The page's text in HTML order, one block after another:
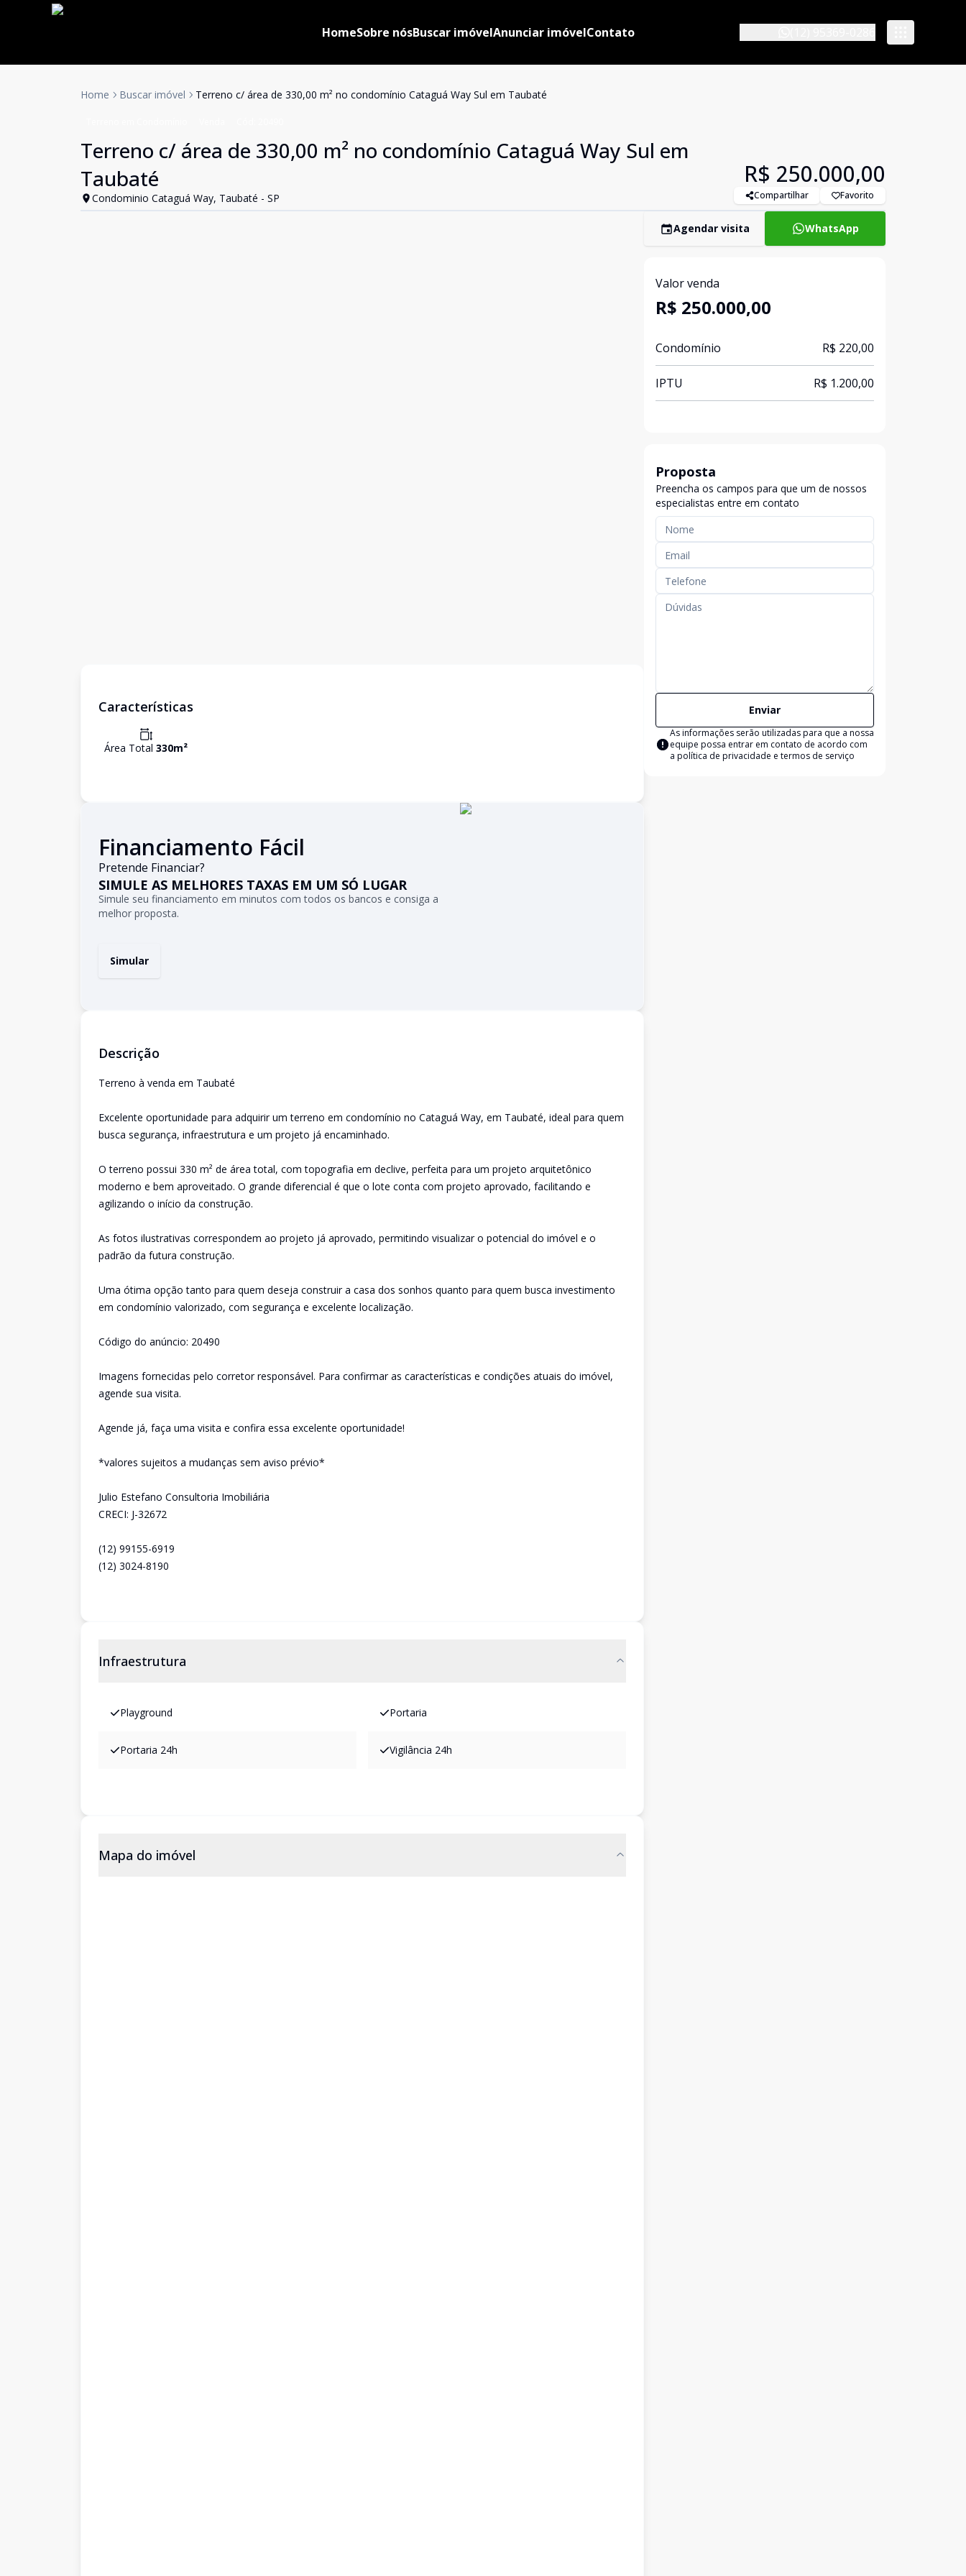
HomeSobre nósBuscar imóvelAnunciar imóvelContato
Home Buscar imóvel Terreno c/ área de 330,00 m² no condomínio Cataguá Way Sul em Taubaté
Terreno c/ área de 330,00 m² no condomínio Cataguá Way Sul em
Taubaté
Condominio Cataguá Way, Taubaté - SP
R$ 250.000,00
Compartilhar Favorito
Características
Área Total 330m²
Financiamento Fácil
Pretende Financiar?
SIMULE AS MELHORES TAXAS EM UM SÓ LUGAR
Simule seu financiamento em minutos com todos os bancos e consiga a
melhor proposta.
Simular
Descrição
Terreno à venda em Taubaté
Excelente oportunidade para adquirir um terreno em condomínio no Cataguá Way, em Taubaté, ideal para quem
busca segurança, infraestrutura e um projeto já encaminhado.
O terreno possui 330 m² de área total, com topografia em declive, perfeita para um projeto arquitetônico
moderno e bem aproveitado. O grande diferencial é que o lote conta com projeto aprovado, facilitando e
agilizando o início da construção.
As fotos ilustrativas correspondem ao projeto já aprovado, permitindo visualizar o potencial do imóvel e o
padrão da futura construção.
Uma ótima opção tanto para quem deseja construir a casa dos sonhos quanto para quem busca investimento
em condomínio valorizado, com segurança e excelente localização.
Código do anúncio: 20490
Imagens fornecidas pelo corretor responsável. Para confirmar as características e condições atuais do imóvel,
agende sua visita.
Agende já, faça uma visita e confira essa excelente oportunidade!
*valores sujeitos a mudanças sem aviso prévio*
Julio Estefano Consultoria Imobiliária
CRECI: J-32672
(12) 99155-6919
(12) 3024-8190
Infraestrutura
Playground Portaria
Portaria 24h Vigilância 24h
Mapa do imóvel
Agendar visita WhatsApp
Valor venda
R$ 250.000,00
Condomínio R$ 220,00
IPTU R$ 1.200,00
Proposta
Preencha os campos para que um de nossos
especialistas entre em contato
Enviar
As informações serão utilizadas para que a nossa
equipe possa entrar em contato de acordo com
a política de privacidade e termos de serviço